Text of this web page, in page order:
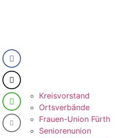
Kreisvorstand
Ortsverbände
Frauen-Union Fürth
Seniorenunion